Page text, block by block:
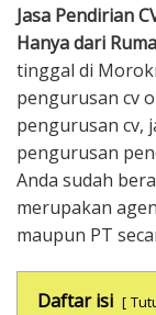
Jasa Pendirian
Hanya dari
tinggal di
pengurusan cv
pengurusan cv,
pengurusan
Anda sudah
merupakan
maupun PT
Daftar isi